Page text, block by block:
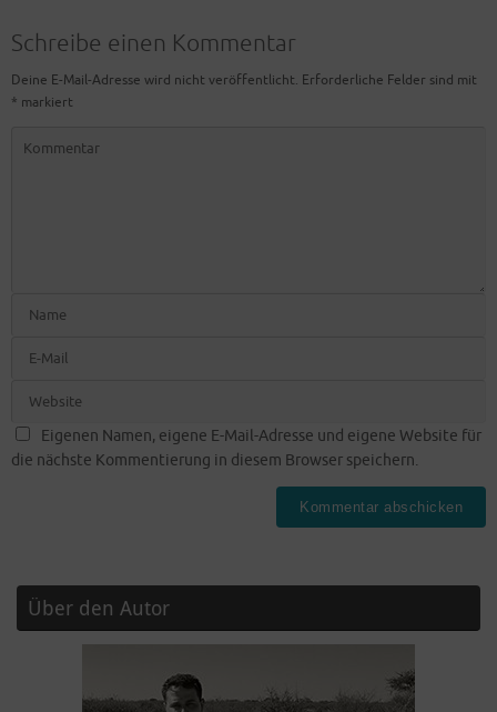
Schreibe einen Kommentar
Deine E-Mail-Adresse wird nicht veröffentlicht. Erforderliche Felder sind mit
* markiert
Eigenen Namen, eigene E-Mail-Adresse und eigene Website für
die nächste Kommentierung in diesem Browser speichern.
Über den Autor